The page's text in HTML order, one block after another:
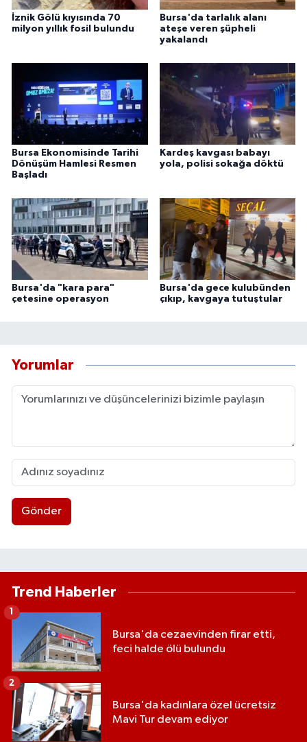
İznik Gölü kıyısında 70
milyon yıllık fosil bulundu
Bursa'da tarlalık alanı
ateşe veren şüpheli
yakalandı
Bursa Ekonomisinde Tarihi
Dönüşüm Hamlesi Resmen
Başladı
Kardeş kavgası babayı
yola, polisi sokağa döktü
Bursa'da "kara para"
çetesine operasyon
Bursa'da gece kulubünden
çıkıp, kavgaya tutuştular
Yorumlar
Gönder
Trend Haberler
Bursa'da cezaevinden firar etti,
feci halde ölü bulundu
1
Bursa'da kadınlara özel ücretsiz
Mavi Tur devam ediyor
2